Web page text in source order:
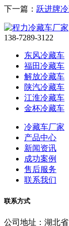
下一篇： 跃进牌
138-7289-3122
东风冷藏车
福田冷藏车
解放冷藏车
陕汽冷藏车
江淮冷藏车
金杯冷藏车
冷藏车厂家
产品中心
新闻资讯
成功案例
售后服务
联系我们
联系方式
公司地址：湖北